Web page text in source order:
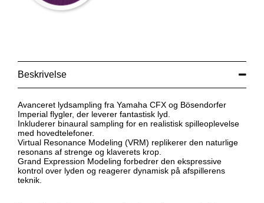
Beskrivelse
Avanceret lydsampling fra Yamaha CFX og Bösendorfer
Imperial flygler, der leverer fantastisk lyd.
Inkluderer binaural sampling for en realistisk spilleoplevelse
med hovedtelefoner.
Virtual Resonance Modeling (VRM) replikerer den naturlige
resonans af strenge og klaverets krop.
Grand Expression Modeling forbedrer den ekspressive
kontrol over lyden og reagerer dynamisk på afspillerens
teknik.